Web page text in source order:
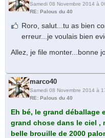
Samedi 08 Novembre 2014 à
RE: Palous du 40
Roro, salut...tu as bien
erreur...je voulais bien
Allez, je file monter...bonne
marco40
Samedi 08 Novembre 2014 à
RE: Palous du 40
Eh bé, le grand déballage
grand chose dans le ciel ,
belle brouille de 2000